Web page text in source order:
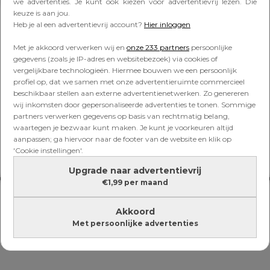
keuze is aan jou.
Heb je al een advertentievrij account? Hier inloggen
Met je akkoord verwerken wij en onze 233 partners persoonlijke
gegevens (zoals je IP-adres en websitebezoek) via cookies of
vergelijkbare technologieën. Hiermee bouwen we een persoonlijk
profiel op, dat we samen met onze advertentieruimte commercieel
beschikbaar stellen aan externe advertentienetwerken. Zo genereren
wij inkomsten door gepersonaliseerde advertenties te tonen. Sommige
partners verwerken gegevens op basis van rechtmatig belang,
waartegen je bezwaar kunt maken. Je kunt je voorkeuren altijd
aanpassen; ga hiervoor naar de footer van de website en klik op
'Cookie instellingen'.
Upgrade naar advertentievrij
€1,99 per maand
Akkoord
Met persoonlijke advertenties